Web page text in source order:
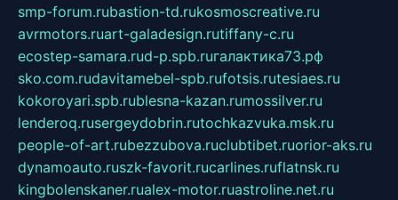
smp-forum.rubastion-td.rukosmoscreative.ru
avrmotors.ruart-galadesign.rutiffany-c.ru
ecostep-samara.rud-p.spb.ruгалактика73.рф
sko.com.rudavitamebel-spb.rufotsis.rutesiaes.ru
kokoroyari.spb.rublesna-kazan.rumossilver.ru
lenderoq.rusergeydobrin.rutochkazvuka.msk.ru
people-of-art.rubezzubova.ruclubtibet.ruorior-aks.ru
dynamoauto.ruszk-favorit.rucarlines.ruflatnsk.ru
kingbolenskaner.rualex-motor.ruastroline.net.ru